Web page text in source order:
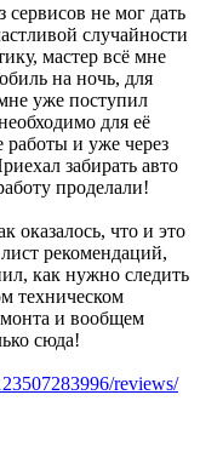
не мог дать
случайности
мастер всё мне
на ночь, для
уже поступил
для её
и уже через
забирать авто
проделали!
оказалось, что и это
рекомендаций,
как нужно следить
техническом
и вообщем
сюда!
reviews/